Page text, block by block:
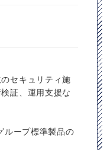
セキュリティ施
証、運用支援な
ループ標準製品の